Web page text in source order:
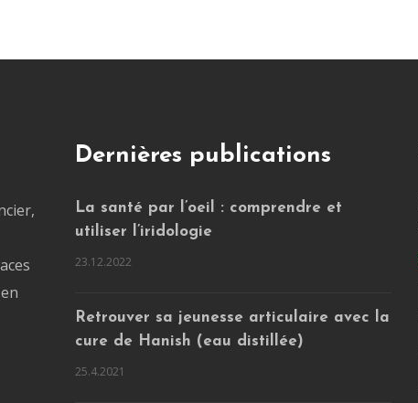
Dernières publications
La santé par l’oeil : comprendre et
utiliser l’iridologie
23.12.2022
Retrouver sa jeunesse articulaire avec la
cure de Hanish (eau distillée)
25.4.2021